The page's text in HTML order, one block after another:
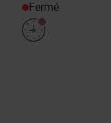
Fermé